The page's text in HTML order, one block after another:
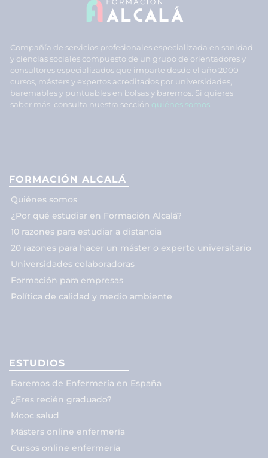
Compañía de servicios profesionales especializada en sanidad
y ciencias sociales compuesto de un grupo de orientadores y
consultores especializados que imparte desde el año 2000
cursos, másters y expertos acreditados por universidades,
baremables y puntuables en bolsas y baremos. Si quieres
saber más, consulta nuestra sección quiénes somos.
FORMACIÓN ALCALÁ
Quiénes somos
¿Por qué estudiar en Formación Alcalá?
10 razones para estudiar a distancia
20 razones para hacer un máster o experto universitario
Universidades colaboradoras
Formación para empresas
Política de calidad y medio ambiente
ESTUDIOS
Baremos de Enfermería en España
¿Eres recién graduado?
Mooc salud
Másters online enfermería
Cursos online enfermería